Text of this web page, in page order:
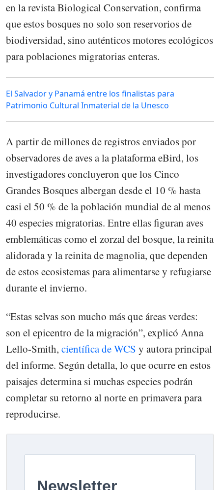
en la revista Biological Conservation, confirma
que estos bosques no solo son reservorios de
biodiversidad, sino auténticos motores ecológicos
para poblaciones migratorias enteras.
El Salvador y Panamá entre los finalistas para
Patrimonio Cultural Inmaterial de la Unesco
A partir de millones de registros enviados por
observadores de aves a la plataforma eBird, los
investigadores concluyeron que los Cinco
Grandes Bosques albergan desde el 10 % hasta
casi el 50 % de la población mundial de al menos
40 especies migratorias. Entre ellas figuran aves
emblemáticas como el zorzal del bosque, la reinita
alidorada y la reinita de magnolia, que dependen
de estos ecosistemas para alimentarse y refugiarse
durante el invierno.
“Estas selvas son mucho más que áreas verdes:
son el epicentro de la migración”, explicó Anna
Lello-Smith, científica de WCS y autora principal
del informe. Según detalla, lo que ocurre en estos
paisajes determina si muchas especies podrán
completar su retorno al norte en primavera para
reproducirse.